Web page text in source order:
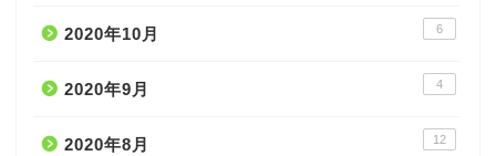
2020年10月 6
2020年9月 4
2020年8月 12